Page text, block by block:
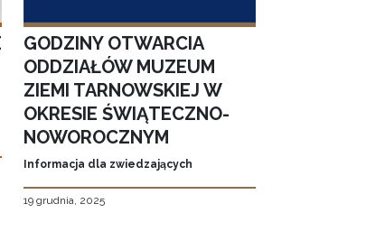
GODZINY OTWARCIA
ODDZIAŁÓW MUZEUM
ZIEMI TARNOWSKIEJ W
OKRESIE ŚWIĄTECZNO-
NOWOROCZNYM
Informacja dla zwiedzających
19 grudnia, 2025